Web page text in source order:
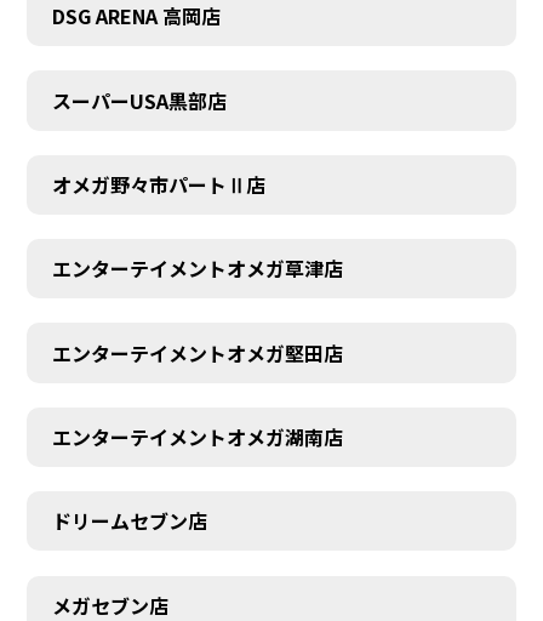
DSG ARENA 高岡店
スーパーUSA黒部店
オメガ野々市パートⅡ店
エンターテイメントオメガ草津店
エンターテイメントオメガ堅田店
エンターテイメントオメガ湖南店
ドリームセブン店
メガセブン店